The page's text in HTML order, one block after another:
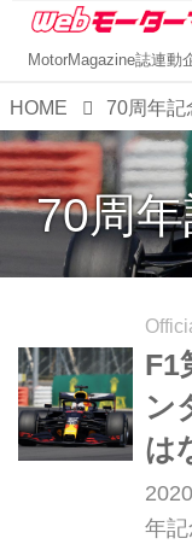
MotorMagazine誌連動
HOME 70周年記
70周
F1
ン
は
ホ
ー
年